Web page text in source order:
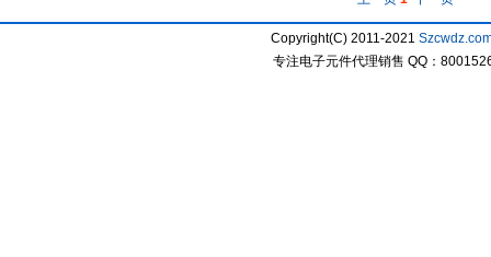
Copyright(C) 2011-2021
专注电子元件代理销售 QQ：